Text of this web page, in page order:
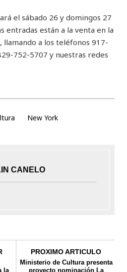
el sábado 26 y domingos 27
entradas están a la venta en la
a los teléfonos 917-
752-5707 y nuestras redes
New York
CANELO
la
PROXIMO ARTICULO
Ministerio de Cultura presenta
proyecto nominación La